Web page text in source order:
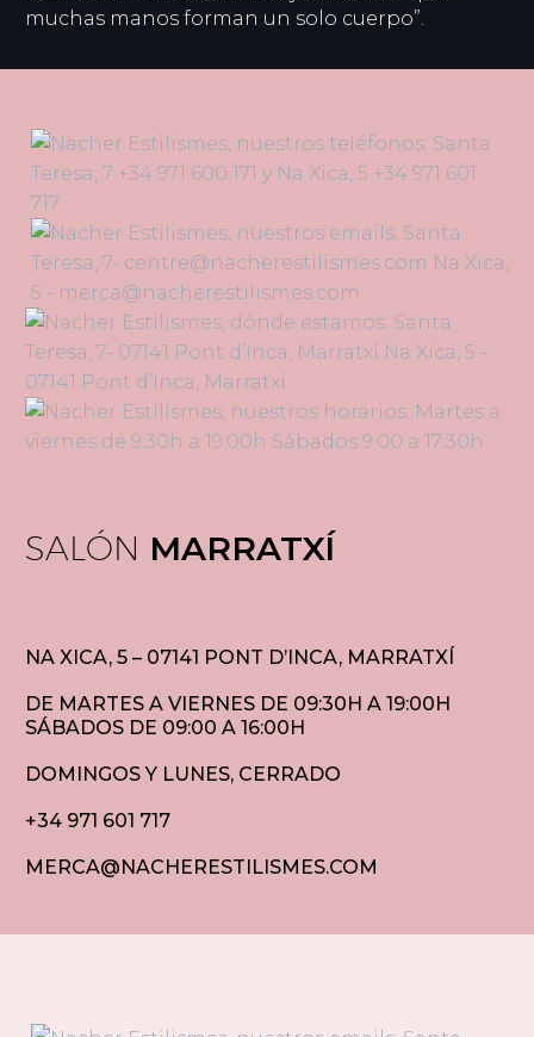
muchas manos forman un solo cuerpo”.
SALÓN MARRATXÍ
NA XICA, 5 – 07141 PONT D’INCA, MARRATXÍ
DE MARTES A VIERNES DE 09:30H A 19:00H
SÁBADOS DE 09:00 A 16:00H
DOMINGOS Y LUNES, CERRADO
+34 971 601 717
MERCA@NACHERESTILISMES.COM